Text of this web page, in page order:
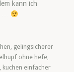
kann ich
…
, gelingsicherer
ohne hefe,
, kuchen einfacher